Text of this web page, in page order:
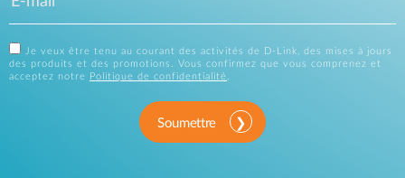
Je veux être tenu au courant des activités de D-Link, des mises à jours
des produits et des promotions. Vous confirmez que vous comprenez et
acceptez notre
Politique de confidentialité.
Soumettre